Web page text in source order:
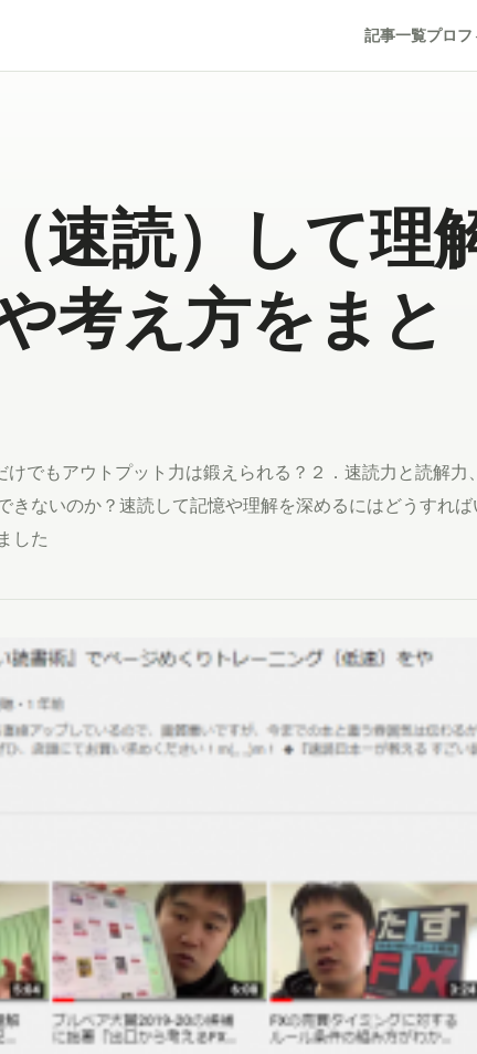
記事一覧プロ
速読）して理
考え方をまと
でもアウトプット力は鍛えられる？２．速読力と読解力
ないのか？速読して記憶や理解を深めるにはどうすれば
した